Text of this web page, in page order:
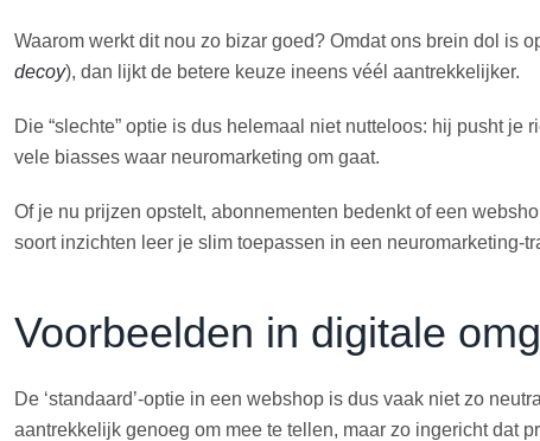
Waarom werkt dit nou zo bizar goed? Omdat ons brein dol is
decoy), dan lijkt de betere keuze ineens véél aantrekkelijker.
Die “slechte” optie is dus helemaal niet nutteloos: hij pusht
vele biasses waar neuromarketing om gaat.
Of je nu prijzen opstelt, abonnementen bedenkt of een
soort inzichten leer je slim toepassen in een neuromarketing-
Voorbeelden in digitale
De ‘standaard’-optie in een webshop is dus vaak niet zo
aantrekkelijk genoeg om mee te tellen, maar zo ingericht dat